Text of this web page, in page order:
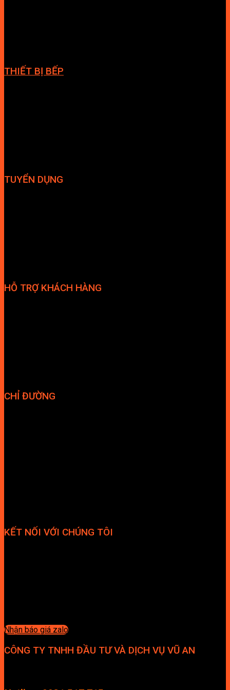
THIẾT BỊ BẾP
TUYỂN DỤNG
HỖ TRỢ KHÁCH HÀNG
CHỈ ĐƯỜNG
KẾT NỐI VỚI CHÚNG TÔI
Nhận báo giá zalo
CÔNG TY TNHH ĐẦU TƯ VÀ DỊCH VỤ VŨ AN